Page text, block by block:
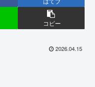
コピー
2026.04.15